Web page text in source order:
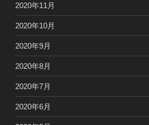
2020年11月
2020年10月
2020年9月
2020年8月
2020年7月
2020年6月